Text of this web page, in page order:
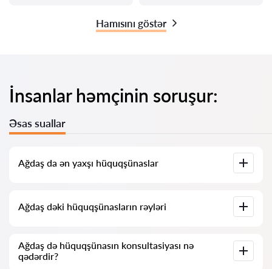
Hamısını göstər
İnsanlar həmçinin soruşur:
Əsas suallar
Ağdaş da ən yaxşı hüquqşünaslar
siyahısı toplanıb. Qiymətlər, rəylər, telefon nömrəsi və ünvan.
Ağdaş dəki hüquqşünasların rəyləri
toplanıb, biz mənfi rəyləri silmirik və onların şişirdilməsi
imkanı yoxdur.
Ağdaş də hüquqşünasın konsultasiyası nə
qədərdir?